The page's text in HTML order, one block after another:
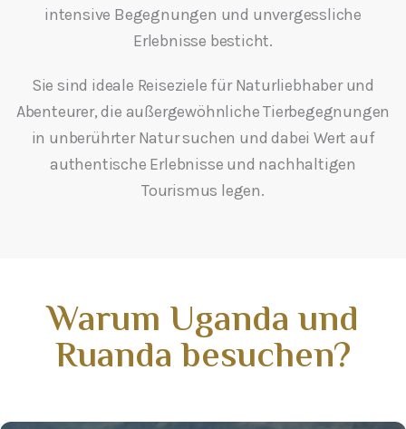
intensive Begegnungen und unvergessliche
Erlebnisse besticht.
Sie sind ideale Reiseziele für Naturliebhaber und
Abenteurer, die außergewöhnliche Tierbegegnungen
in unberührter Natur suchen und dabei Wert auf
authentische Erlebnisse und nachhaltigen
Tourismus legen.
Warum Uganda und
Ruanda besuchen?